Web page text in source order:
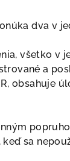
dva v
všetko v
a
obsahuje
sa